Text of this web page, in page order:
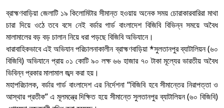
ব্রাহ্মণবাড়িয়া জেলাটি ১৯ কিলোমিটার সীমান্ত হওয়ায় অনেক সময় চোরাকারবারিরা মাথা
চারা দিয়ে ওঠে তবে বসে নেই বর্ডার গার্ড বাংলাদেশ বিজিবি বিভিন্ন সময়ে অবৈধ
মালামালের বড় বড় চালান নিয়ে ধরা পড়ছে বিজিবি অভিযানে।
ধারাবাহিকভাবে এই অভিযান পরিচালনাকালীন ব্রাহ্মণবাড়িয়া *সুলতানপুর ব্যাটালিয়ন (৬০
বিজিবি) অভিযানে প্রায় ০১ কোটি ৯০ লক্ষ ৬৬ হাজার ৭০ টাকা মূল্যের ভারতীয় অবৈধ
ভিবিন্ন প্রকার মালামাল জব্দ করা হয়।
মহাপরিচালক, বর্ডার গার্ড বাংলাদেশ এর নির্দেশনা “বিজিবি হবে সীমান্তের নিরাপত্তা ও
আস্থার প্রতীক” এ মূলমন্ত্রে দিক্ষিত হয়ে সীমান্তে সুলতানপুর ব্যাটালিয়ন (৬০ বিজিবি)